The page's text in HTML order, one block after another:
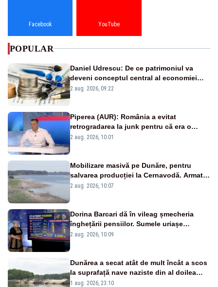
Facebook YouTube
POPULAR
Daniel Udrescu: De ce patrimoniul va
deveni conceptul central al economiei
viitoare?
2 aug. 2026, 09:22
Piperea (AUR): România a evitat
retrogradarea la junk pentru că era o
catastrofă pentru bănci și fondurile de
2 aug. 2026, 10:01
Mobilizare masivă pe Dunăre, pentru
salvarea producției la Cernavodă. Armata
va detona o stâncă și va devia apa
2 aug. 2026, 10:07
Dorina Barcari dă în vileag șmecheria
înghețării pensiilor. Sumele uriașe
pierdute de fiecare român
2 aug. 2026, 10:09
Dunărea a secat atât de mult încât a scos
la suprafață nave naziste din al doilea
război mondial
1 aug. 2026, 23:10